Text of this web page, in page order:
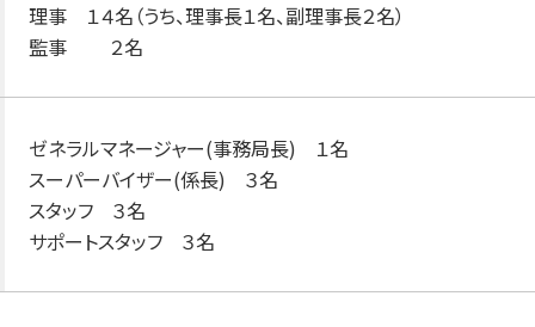
理事 １４名（うち、理事長１名、副理事長２名）
監事 ２名
ゼネラルマネージャー(事務局長) １名
スーパーバイザー(係長) ３名
スタッフ ３名
サポートスタッフ ３名